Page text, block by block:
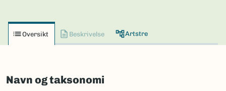
Oversikt Beskrivelse Artstre
Navn og taksonomi